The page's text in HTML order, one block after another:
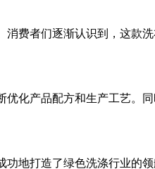
者们逐渐认识到，这款
产品配方和生产工艺。
打造了绿色洗涤行业的